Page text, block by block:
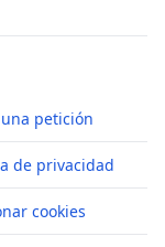
petición
de privacidad
cookies